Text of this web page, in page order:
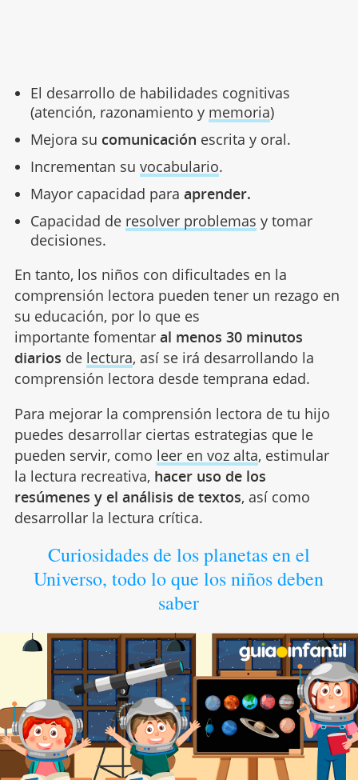
El desarrollo de habilidades cognitivas
(atención, razonamiento y memoria)
Mejora su comunicación escrita y oral.
Incrementan su vocabulario.
Mayor capacidad para aprender.
Capacidad de resolver problemas y tomar
decisiones.
En tanto, los niños con dificultades en la
comprensión lectora pueden tener un rezago en
su educación, por lo que es
importante fomentar al menos 30 minutos
diarios de lectura, así se irá desarrollando la
comprensión lectora desde temprana edad.
Para mejorar la comprensión lectora de tu hijo
puedes desarrollar ciertas estrategias que le
pueden servir, como leer en voz alta, estimular
la lectura recreativa, hacer uso de los
resúmenes y el análisis de textos, así como
desarrollar la lectura crítica.
Curiosidades de los planetas en el
Universo, todo lo que los niños deben
saber